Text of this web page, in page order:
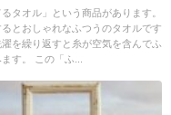
るタオル」という商品があります。
とおしゃれなふつうのタオルです
濯を繰り返すと糸が空気を含んでふ
ます。 この「ふ...